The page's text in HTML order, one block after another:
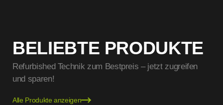
BELIEBTE PRODUKTE
Refurbished Technik zum Bestpreis – jetzt zugreifen
und sparen!
Alle Produkte anzeigen